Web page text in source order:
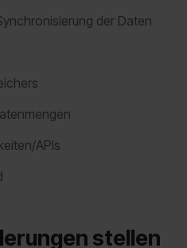
der Daten
APIs
stellen